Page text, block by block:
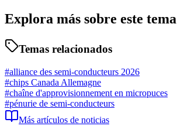
Explora más sobre este tema
Temas relacionados
#alliance des semi-conducteurs 2026
#chips Canada Allemagne
#chaîne d'approvisionnement en micropuces
#pénurie de semi-conducteurs
Más artículos de noticias